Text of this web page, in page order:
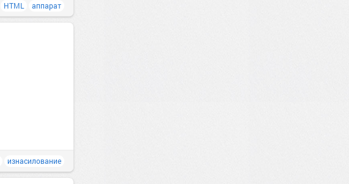
HTML аппарат
изнасилование